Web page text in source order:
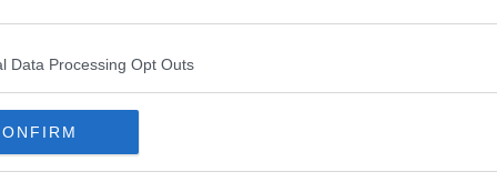
Data Processing Opt Outs
66 svar
(241)